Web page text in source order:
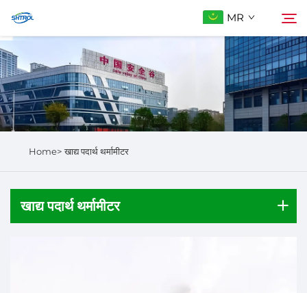
MR
आमच्याबद्दल
उत्पादे
शोधा
Home> खाद्य पदार्थ थर्मामीटर
खाद्य पदार्थ थर्मामीटर